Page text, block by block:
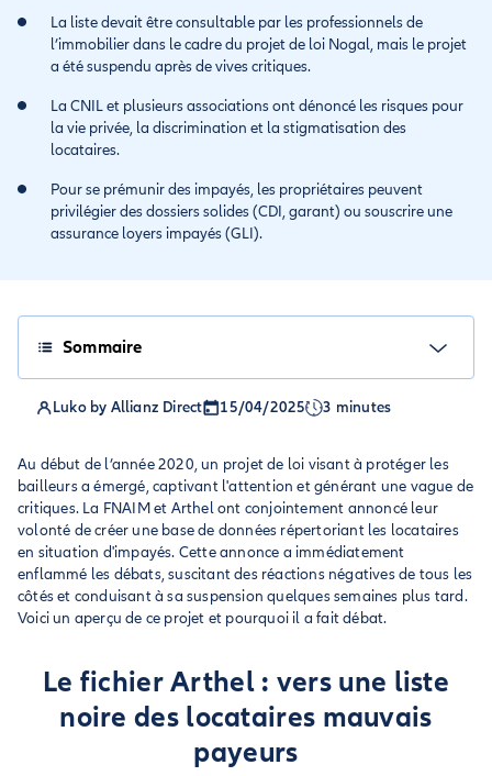
La liste devait être consultable par les professionnels de
l’immobilier dans le cadre du projet de loi Nogal, mais le projet
a été suspendu après de vives critiques.
La CNIL et plusieurs associations ont dénoncé les risques pour
la vie privée, la discrimination et la stigmatisation des
locataires.
Pour se prémunir des impayés, les propriétaires peuvent
privilégier des dossiers solides (CDI, garant) ou souscrire une
assurance loyers impayés (GLI).
Sommaire
Luko by Allianz Direct 15/04/2025 3 minutes
Au début de l’année 2020, un projet de loi visant à protéger les
bailleurs a émergé, captivant l'attention et générant une vague de
critiques. La FNAIM et Arthel ont conjointement annoncé leur
volonté de créer une base de données répertoriant les locataires
en situation d'impayés. Cette annonce a immédiatement
enflammé les débats, suscitant des réactions négatives de tous les
côtés et conduisant à sa suspension quelques semaines plus tard.
Voici un aperçu de ce projet et pourquoi il a fait débat.
Le fichier Arthel : vers une liste
noire des locataires mauvais
payeurs